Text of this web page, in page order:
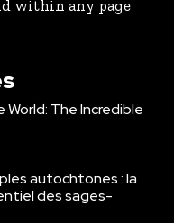
within any page
The Incredible
autochtones : la
des sages-